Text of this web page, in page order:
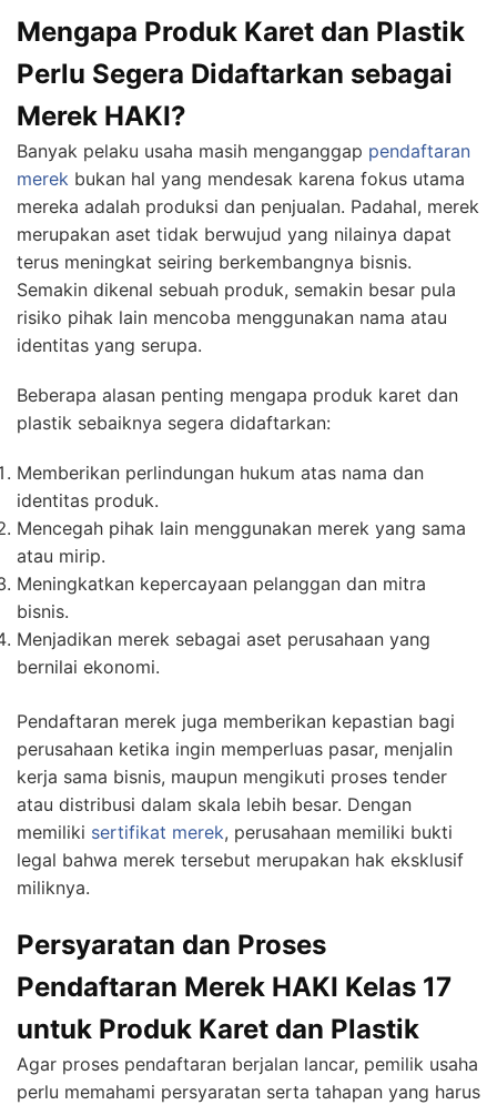
Mengapa Produk Karet dan Plastik
Perlu Segera Didaftarkan sebagai
Merek HAKI?
Banyak pelaku usaha masih menganggap pendaftaran
merek bukan hal yang mendesak karena fokus utama
mereka adalah produksi dan penjualan. Padahal, merek
merupakan aset tidak berwujud yang nilainya dapat
terus meningkat seiring berkembangnya bisnis.
Semakin dikenal sebuah produk, semakin besar pula
risiko pihak lain mencoba menggunakan nama atau
identitas yang serupa.
Beberapa alasan penting mengapa produk karet dan
plastik sebaiknya segera didaftarkan:
Memberikan perlindungan hukum atas nama dan
identitas produk.
Mencegah pihak lain menggunakan merek yang sama
atau mirip.
Meningkatkan kepercayaan pelanggan dan mitra
bisnis.
Menjadikan merek sebagai aset perusahaan yang
bernilai ekonomi.
Pendaftaran merek juga memberikan kepastian bagi
perusahaan ketika ingin memperluas pasar, menjalin
kerja sama bisnis, maupun mengikuti proses tender
atau distribusi dalam skala lebih besar. Dengan
memiliki sertifikat merek, perusahaan memiliki bukti
legal bahwa merek tersebut merupakan hak eksklusif
miliknya.
Persyaratan dan Proses
Pendaftaran Merek HAKI Kelas 17
untuk Produk Karet dan Plastik
Agar proses pendaftaran berjalan lancar, pemilik usaha
perlu memahami persyaratan serta tahapan yang harus